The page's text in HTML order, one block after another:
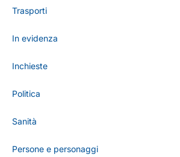
Trasporti
In evidenza
Inchieste
Politica
Sanità
Persone e personaggi